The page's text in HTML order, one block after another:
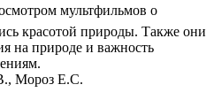
мультфильмов о
красотой природы. Также они
на природе и важность
Мороз Е.С.